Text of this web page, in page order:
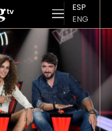
ESP
ENG